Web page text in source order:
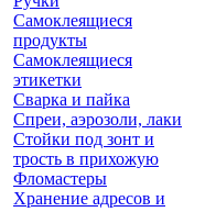
Самоклеящиеся
продукты
Самоклеящиеся
этикетки
Сварка и пайка
Спреи, аэрозоли, лаки
Стойки под зонт и
трость в прихожую
Фломастеры
Хранение адресов и